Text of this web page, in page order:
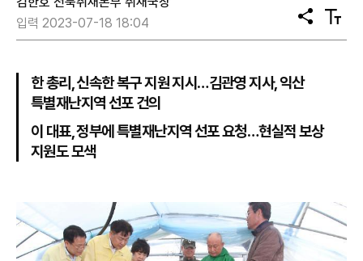
입력 2023-07-18 18:04
공
유
텍
스
한 총리, 신속한 복구 지원 지시…김관영 지사, 익산
특별재난지역 선포 건의
이 대표, 정부에 특별재난지역 선포 요청…현실적 보상
지원도 모색